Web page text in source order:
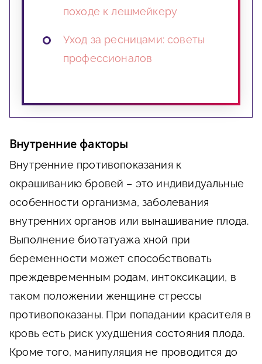
походе к лешмейкеру
Уход за ресницами: советы
профессионалов
Внутренние факторы
Внутренние противопоказания к
окрашиванию бровей – это индивидуальные
особенности организма, заболевания
внутренних органов или вынашивание плода.
Выполнение биотатуажа хной при
беременности может способствовать
преждевременным родам, интоксикации, в
таком положении женщине стрессы
противопоказаны. При попадании красителя в
кровь есть риск ухудшения состояния плода.
Кроме того, манипуляция не проводится до